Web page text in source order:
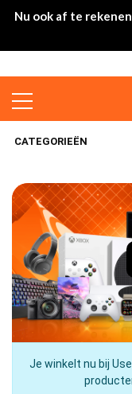
Nu ook af te
CATEGORIEËN
Je winkelt nu bij